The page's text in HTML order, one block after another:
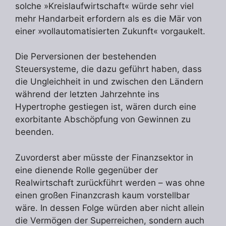
solche »Kreislaufwirtschaft« würde sehr viel
mehr Handarbeit erfordern als es die Mär von
einer »vollautomatisierten Zukunft« vorgaukelt.
Die Perversionen der bestehenden
Steuersysteme, die dazu geführt haben, dass
die Ungleichheit in und zwischen den Ländern
während der letzten Jahrzehnte ins
Hypertrophe gestiegen ist, wären durch eine
exorbitante Abschöpfung von Gewinnen zu
beenden.
Zuvorderst aber müsste der Finanzsektor in
eine dienende Rolle gegenüber der
Realwirtschaft zurückführt werden – was ohne
einen großen Finanzcrash kaum vorstellbar
wäre. In dessen Folge würden aber nicht allein
die Vermögen der Superreichen, sondern auch